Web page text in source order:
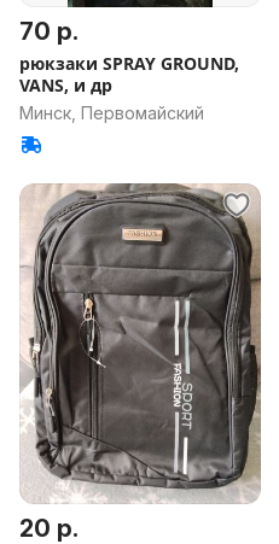
70 р.
рюкзаки SPRAY GROUND,
VANS, и др
Минск, Первомайский
20 р.